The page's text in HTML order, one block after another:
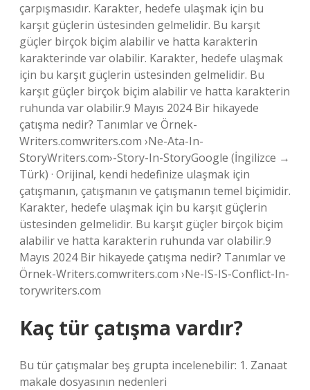
çarpışmasıdır. Karakter, hedefe ulaşmak için bu
karşıt güçlerin üstesinden gelmelidir. Bu karşıt
güçler birçok biçim alabilir ve hatta karakterin
karakterinde var olabilir. Karakter, hedefe ulaşmak
için bu karşıt güçlerin üstesinden gelmelidir. Bu
karşıt güçler birçok biçim alabilir ve hatta karakterin
ruhunda var olabilir.9 Mayıs 2024 Bir hikayede
çatışma nedir? Tanımlar ve Örnek-
Writers.comwriters.com ›Ne-Ata-In-
StoryWriters.com›-Story-In-StoryGoogle (İngilizce →
Türk) · Orijinal, kendi hedefinize ulaşmak için
çatışmanın, çatışmanın ve çatışmanın temel biçimidir.
Karakter, hedefe ulaşmak için bu karşıt güçlerin
üstesinden gelmelidir. Bu karşıt güçler birçok biçim
alabilir ve hatta karakterin ruhunda var olabilir.9
Mayıs 2024 Bir hikayede çatışma nedir? Tanımlar ve
Örnek-Writers.comwriters.com ›Ne-IS-IS-Conflict-In-
torywriters.com
Kaç tür çatışma vardır?
Bu tür çatışmalar beş grupta incelenebilir: 1. Zanaat
makale dosyasının nedenleri